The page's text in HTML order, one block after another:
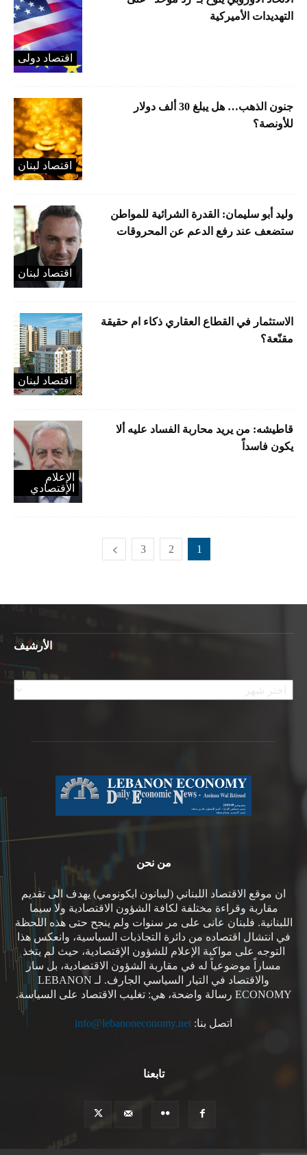
اقتصاد دولی
التهديدات الأميركية
اقتصاد لبنان
جنون الذهب… هل يبلغ 30 ألف دولار
للأونصة؟
اقتصاد لبنان
وليد أبو سليمان: القدرة الشرائية للمواطن
ستضعف عند رفع الدعم عن المحروقات
اقتصاد لبنان
الاستثمار في القطاع العقاري ذكاء ام حقيقة
مقنّعة؟
الإعلام
الإقتصادي
قاطيشه: من يريد محاربة الفساد عليه ألا
يكون فاسداً
1
2
3
الأرشيف
الأرشيف
من نحن
ان موقع الاقتصاد اللبناني (ليبانون ايكونومي) يهدف الى تقديم
مقاربة وقراءة مختلفة لكافة الشؤون الاقتصادية ولا سيما
اللبنانية. فلبنان عانى على مر سنوات ولم ينجح حتى هذه اللحظة
في انتشال اقتصاده من دائرة التجاذبات السياسية، وانعكس هذا
التوجه على مواكبة الإعلام للشؤون الإقتصادية، حيث لم يتخذ
مساراً موضوعياً له في مقاربة الشؤون الاقتصادية، بل سار
والاقتصاد في التيار السياسي الجارف. لـ LEBANON
ECONOMY رسالة واضحة، هي: تغليب الاقتصاد على السياسة.
اتصل بنا: info@lebanoneconomy.net
تابعنا